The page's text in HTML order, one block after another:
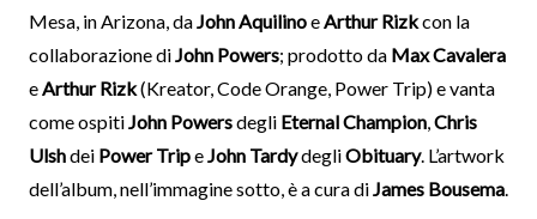
Mesa, in Arizona, da John Aquilinoe Arthur Rizkcon la
collaborazione di John Powers; prodotto da Max Cavalera
e Arthur Rizk(Kreator, Code Orange, Power Trip) e vanta
come ospiti John Powersdegli Eternal Champion, Chris
Ulshdei Power Tripe John TardydegliObituary. L’artwork
dell’album, nell’immagine sotto, è a cura di James Bousema.